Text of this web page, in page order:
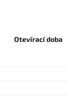
Otevírací doba